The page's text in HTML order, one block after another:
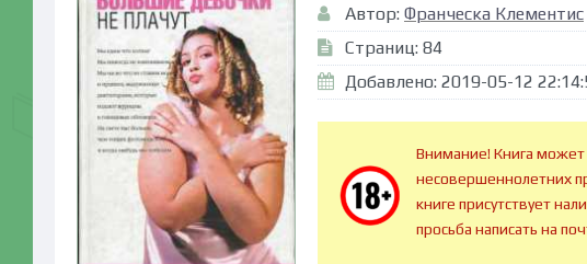
Автор: Франческа Клементис
Страниц: 84
Добавлено: 2019-05-12
Внимание! Книга может
несовершеннолетних
книге присутствует
просьба написать на